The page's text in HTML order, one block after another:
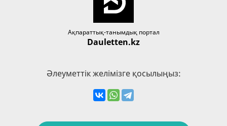
Ақпараттық-танымдық портал
Dauletten.kz
Әлеуметтік желімізге қосылыңыз: